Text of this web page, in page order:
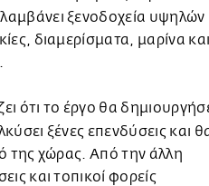
ξενοδοχεία υψηλών
διαμερίσματα, μαρίνα και
ότι το έργο θα
ξένες επενδύσεις και
της χώρας. Από την άλλη
και τοπικοί φορείς